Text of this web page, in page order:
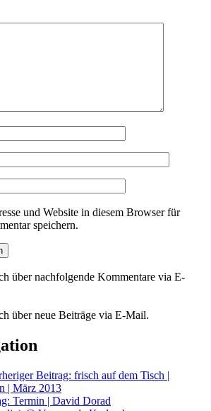
und Website in diesem Browser für
speichern.
über nachfolgende Kommentare via E-
über neue Beiträge via E-Mail.
Beitrag: frisch auf dem Tisch |
| März 2013
Termin | David Dorad